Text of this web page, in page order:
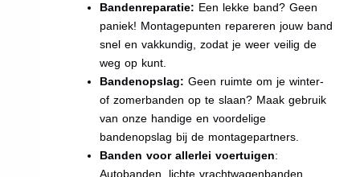
Bandenreparatie: Een lekke band? Geen
paniek! Montagepunten repareren jouw band
snel en vakkundig, zodat je weer veilig de
weg op kunt.
Bandenopslag: Geen ruimte om je winter-
of zomerbanden op te slaan? Maak gebruik
van onze handige en voordelige
bandenopslag bij de montagepartners.
Banden voor allerlei voertuigen:
Autobanden, lichte vrachtwagenbanden,